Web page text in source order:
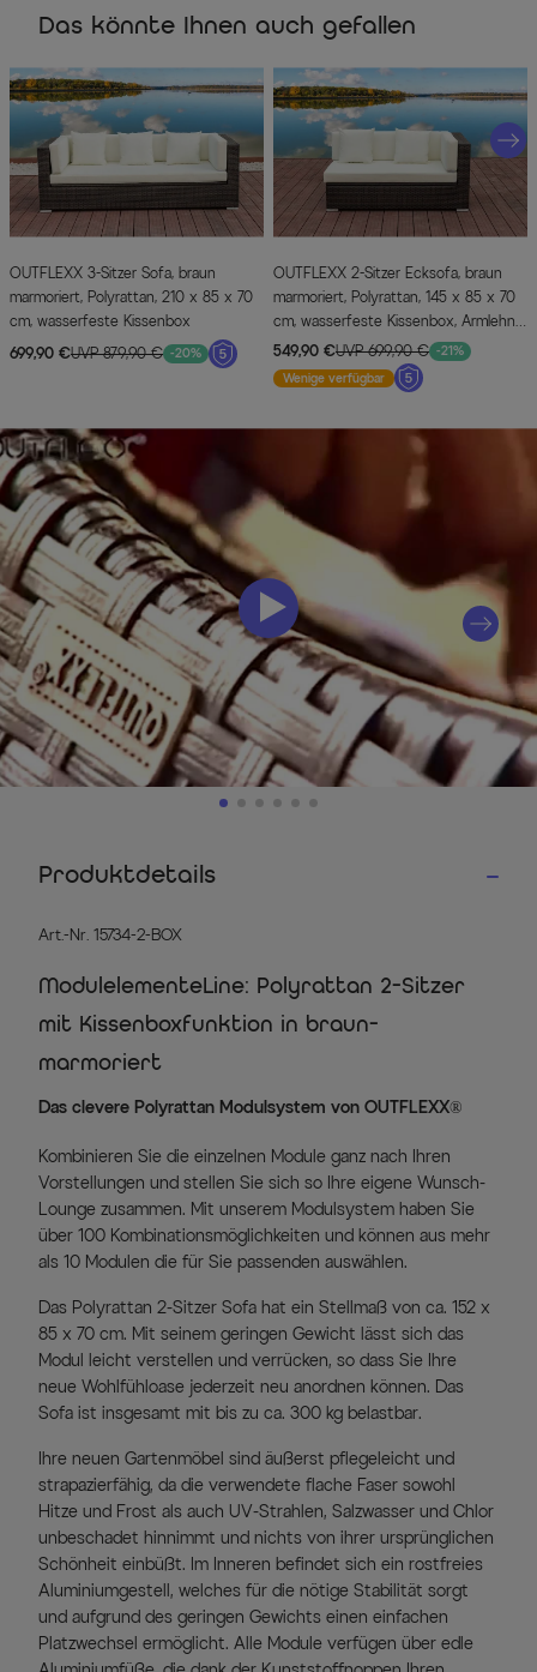
Das könnte Ihnen auch gefallen
OUTFLEXX 3-Sitzer Sofa, braun
marmoriert, Polyrattan, 210 x 85 x 70
cm, wasserfeste Kissenbox
699,90 €UVP 879,90 € -20%
OUTFLEXX 2-Sitzer Ecksofa, braun
marmoriert, Polyrattan, 145 x 85 x 70
cm, wasserfeste Kissenbox, Armlehne
li.
549,90 €UVP 699,90 € -21%
Wenige verfügbar
Produktdetails
Art.-Nr. 15734-2-BOX
ModulelementeLine: Polyrattan 2-Sitzer
mit Kissenboxfunktion in braun-
marmoriert
Das clevere Polyrattan Modulsystem von OUTFLEXX®
Kombinieren Sie die einzelnen Module ganz nach Ihren
Vorstellungen und stellen Sie sich so Ihre eigene Wunsch-
Lounge zusammen. Mit unserem Modulsystem haben Sie
über 100 Kombinationsmöglichkeiten und können aus mehr
als 10 Modulen die für Sie passenden auswählen.
Das Polyrattan 2-Sitzer Sofa hat ein Stellmaß von ca. 152 x
85 x 70 cm. Mit seinem geringen Gewicht lässt sich das
Modul leicht verstellen und verrücken, so dass Sie Ihre
neue Wohlfühloase jederzeit neu anordnen können. Das
Sofa ist insgesamt mit bis zu ca. 300 kg belastbar.
Ihre neuen Gartenmöbel sind äußerst pflegeleicht und
strapazierfähig, da die verwendete flache Faser sowohl
Hitze und Frost als auch UV-Strahlen, Salzwasser und Chlor
unbeschadet hinnimmt und nichts von ihrer ursprünglichen
Schönheit einbüßt. Im Inneren befindet sich ein rostfreies
Aluminiumgestell, welches für die nötige Stabilität sorgt
und aufgrund des geringen Gewichts einen einfachen
Platzwechsel ermöglicht. Alle Module verfügen über edle